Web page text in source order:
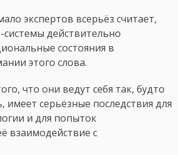
экспертов всерьёз считает,
действительно
состояния в
этого слова.
что они ведут себя так, будто
имеет серьёзные последствия для
и для попыток
взаимодействие с